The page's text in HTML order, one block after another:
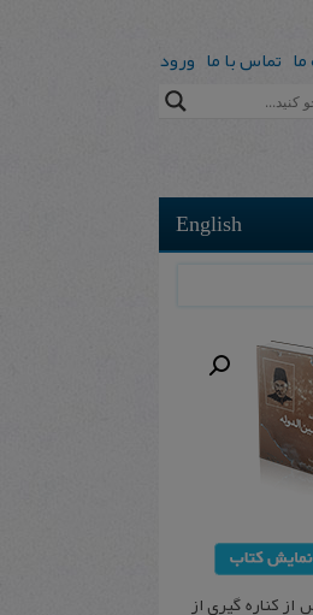
تماس با ما ورود
English
اعظم است که در ماه شوال سال ۱۳۱۶ هجری قمری، پس از کناره گیری از